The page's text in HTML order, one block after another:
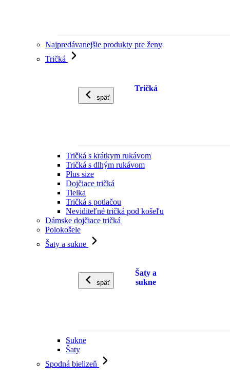
Najpredávanejšie produkty pre ženy
Tričká
späť
Tričká
Tričká s krátkym rukávom
Tričká s dlhým rukávom
Plus size
Dojčiace tričká
Tielka
Tričká s potlačou
Neviditeľné tričká pod košeľu
Dámske dojčiace tričká
Polokošele
Šaty a sukne
späť
Šaty a
sukne
Sukne
Šaty
Spodná bielizeň